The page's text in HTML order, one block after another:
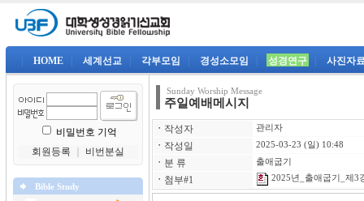
HOME 세계선교 각부모임 경성소모임 성경연구 사진자
비밀번호 기억
회원등록
비번분실
Bible Study
Sunday Worship Message
주일예배메시지
ㆍ 작성자 관리자
ㆍ 작성일 2025-03-23 (일) 10:48
ㆍ 분 류 출애굽기
ㆍ 첨부#1 2025년_출애굽기_제3